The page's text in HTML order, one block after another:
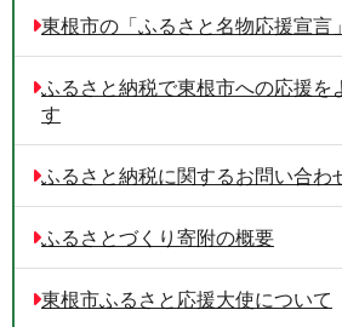
東根市の「ふるさと名物応援宣言
ふるさと納税で東根市への応援を
す
ふるさと納税に関するお問い合わ
ふるさとづくり寄附の概要
東根市ふるさと応援大使について